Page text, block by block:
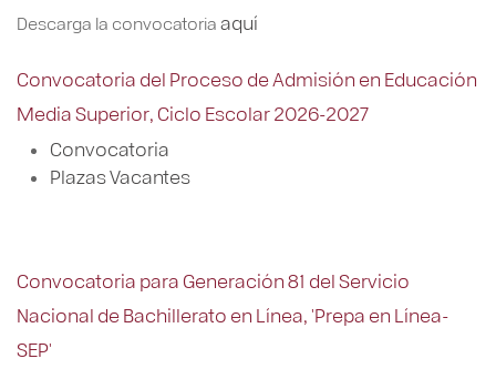
Descarga la convocatoriaaquí
Convocatoria del Proceso de Admisión en Educación
Media Superior, Ciclo Escolar 2026-2027
Convocatoria
Plazas Vacantes
Convocatoria para Generación 81 del Servicio
Nacional de Bachillerato en Línea, 'Prepa en Línea-
SEP'